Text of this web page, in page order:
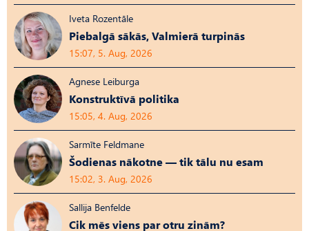
Iveta Rozentāle
Piebalgā sākās, Valmierā turpinās
15:07, 5. Aug, 2026
Agnese Leiburga
Konstruktīvā politika
15:05, 4. Aug, 2026
Sarmīte Feldmane
Šodienas nākotne — tik tālu nu esam
15:02, 3. Aug, 2026
Sallija Benfelde
Cik mēs viens par otru zinām?